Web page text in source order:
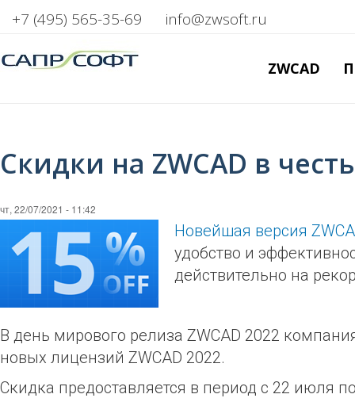
+7 (495) 565-35-69 info@zwsoft.ru
ZWCAD
Скидки на ZWCAD в
чт, 22/07/2021 - 11:42
Новейшая версия
удобство и
действительно на
В день мирового релиза ZWCAD 2022
новых лицензий ZWCAD 2022.
Скидка предоставляется в период с 22 июля